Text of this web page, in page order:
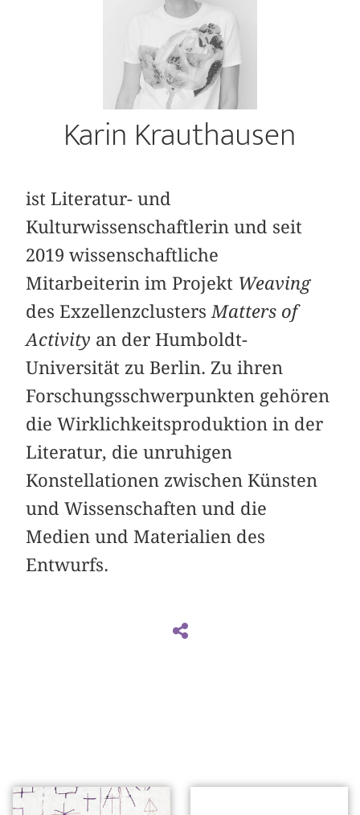
Karin Krauthausen
ist Literatur- und
Kulturwissenschaftlerin und seit
2019 wissenschaftliche
Mitarbeiterin im Projekt Weaving
des Exzellenzclusters Matters of
Activity an der Humboldt-
Universität zu Berlin. Zu ihren
Forschungsschwerpunkten gehören
die Wirklichkeitsproduktion in der
Literatur, die unruhigen
Konstellationen zwischen Künsten
und Wissenschaften und die
Medien und Materialien des
Entwurfs.